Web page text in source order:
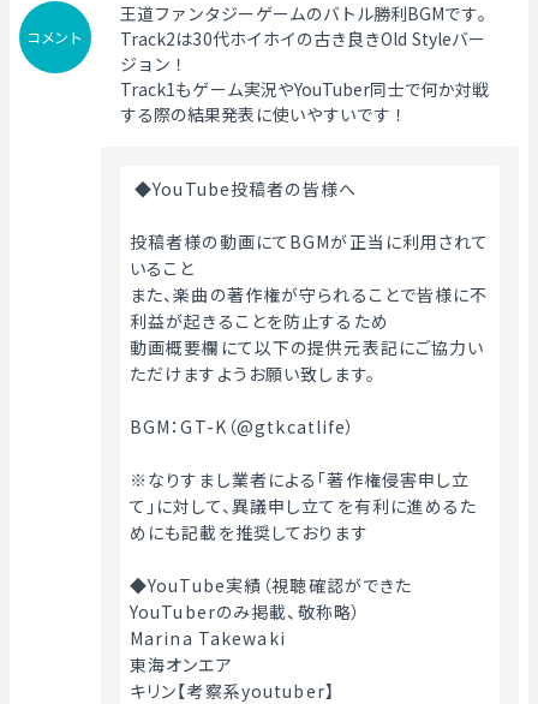
コメント
王道ファンタジーゲームのバトル勝利BGMです。
Track2は30代ホイホイの古き良きOld Styleバー
ジョン！
Track1もゲーム実況やYouTuber同士で何か対戦
する際の結果発表に使いやすいです！
◆YouTube投稿者の皆様へ
投稿者様の動画にてBGMが正当に利用されて
いること
また、楽曲の著作権が守られることで皆様に不
利益が起きることを防止するため
動画概要欄にて以下の提供元表記にご協力い
ただけますようお願い致します。
BGM：GT-K（@gtkcatlife）
※なりすまし業者による「著作権侵害申し立
て」に対して、異議申し立てを有利に進めるた
めにも記載を推奨しております
◆YouTube実績（視聴確認ができた
YouTuberのみ掲載、敬称略）
Marina Takewaki
東海オンエア
キリン【考察系youtuber】